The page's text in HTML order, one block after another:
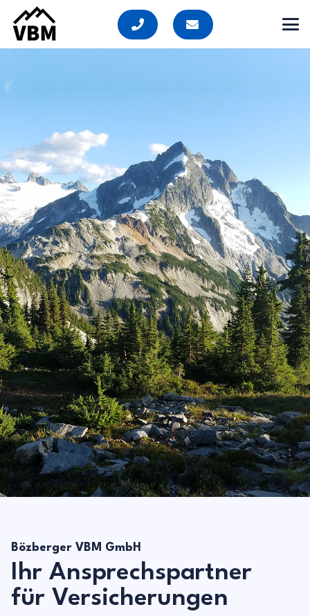
Bözberger VBM GmbH
Ihr Ansprechspartner
für Versicherungen